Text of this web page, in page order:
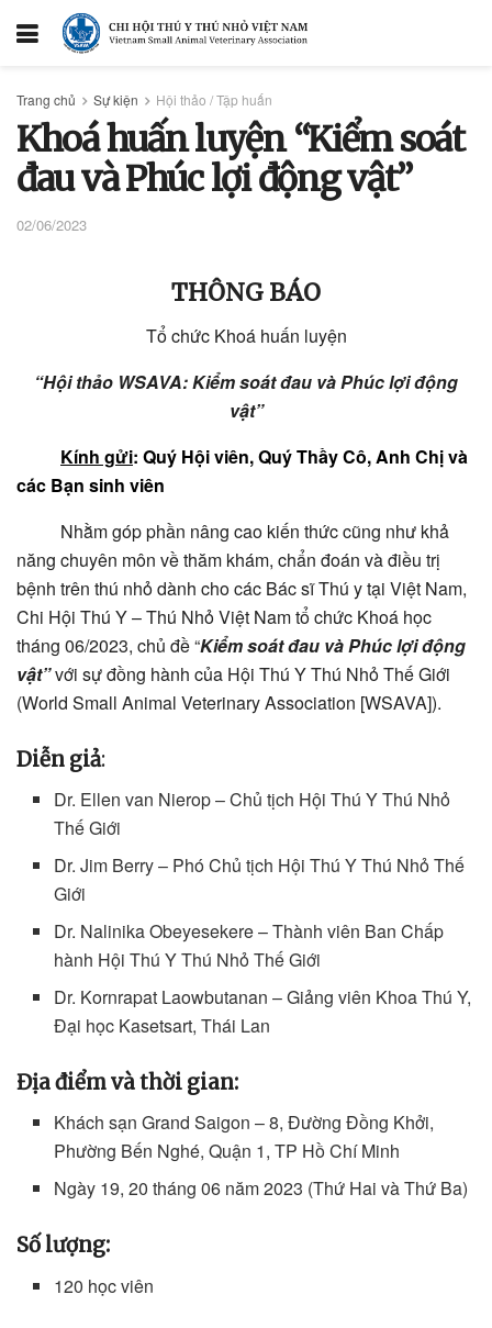
Trang chủ Sự kiện Hội thảo / Tập huấn
Khoá huấn luyện “Kiểm soát
đau và Phúc lợi động vật”
02/06/2023
THÔNG BÁO
Tổ chức Khoá huấn luyện
“Hội thảo WSAVA: Kiểm soát đau và Phúc lợi động
vật”
Kính gửi: Quý Hội viên, Quý Thầy Cô, Anh Chị và
các Bạn sinh viên
Nhằm góp phần nâng cao kiến thức cũng như khả
năng chuyên môn về thăm khám, chẩn đoán và điều trị
bệnh trên thú nhỏ dành cho các Bác sĩ Thú y tại Việt Nam,
Chi Hội Thú Y – Thú Nhỏ Việt Nam tổ chức Khoá học
tháng 06/2023, chủ đề “Kiểm soát đau và Phúc lợi động
vật”với sự đồng hành của Hội Thú Y Thú Nhỏ Thế Giới
(World Small Animal Veterinary Association [WSAVA]).
Diễn giả:
Dr. Ellen van Nierop – Chủ tịch Hội Thú Y Thú Nhỏ
Thế Giới
Dr. Jim Berry – Phó Chủ tịch Hội Thú Y Thú Nhỏ Thế
Giới
Dr. Nalinika Obeyesekere – Thành viên Ban Chấp
hành Hội Thú Y Thú Nhỏ Thế Giới
Dr. Kornrapat Laowbutanan – Giảng viên Khoa Thú Y,
Đại học Kasetsart, Thái Lan
Địa điểm và thời gian:
Khách sạn Grand Saigon – 8, Đường Đồng Khởi,
Phường Bến Nghé, Quận 1, TP Hồ Chí Minh
Ngày 19, 20 tháng 06 năm 2023 (Thứ Hai và Thứ Ba)
Số lượng:
120 học viên